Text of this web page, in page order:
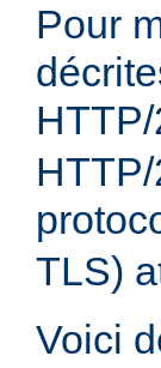
Pour
TLS)
Voici